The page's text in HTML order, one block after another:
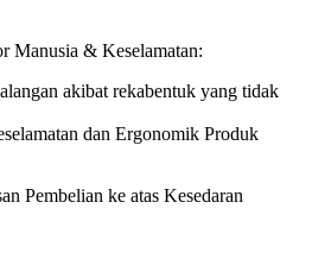
Manusia & Keselamatan:
akibat rekabentuk yang tidak
dan Ergonomik Produk
Pembelian ke atas Kesedaran